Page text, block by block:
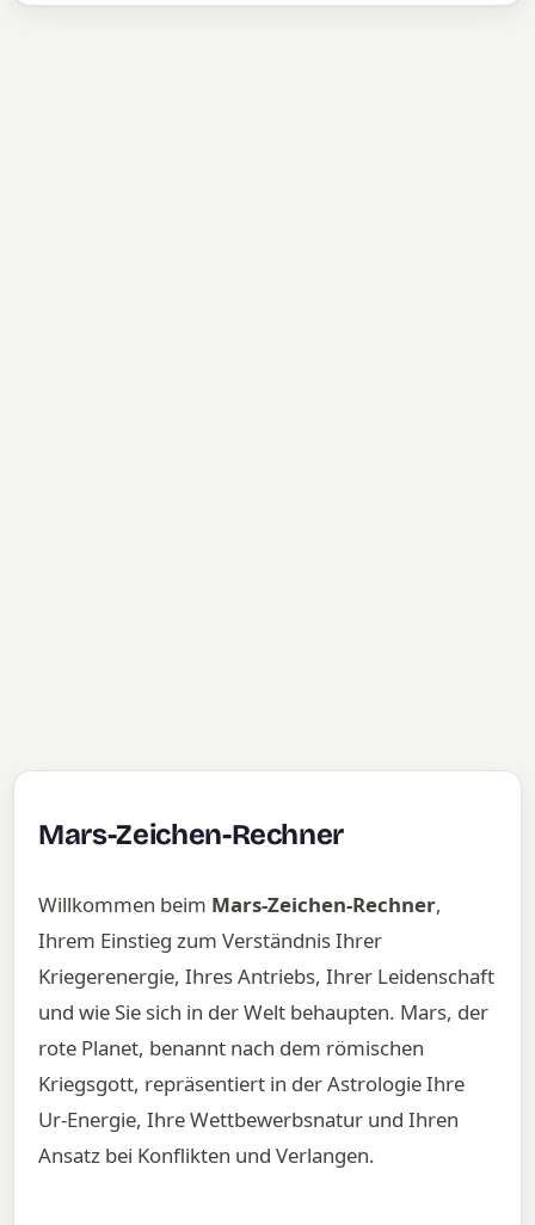
Mars-Zeichen-Rechner
Willkommen beim Mars-Zeichen-Rechner,
Ihrem Einstieg zum Verständnis Ihrer
Kriegerenergie, Ihres Antriebs, Ihrer Leidenschaft
und wie Sie sich in der Welt behaupten. Mars, der
rote Planet, benannt nach dem römischen
Kriegsgott, repräsentiert in der Astrologie Ihre
Ur-Energie, Ihre Wettbewerbsnatur und Ihren
Ansatz bei Konflikten und Verlangen.